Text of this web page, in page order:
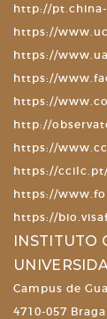
http://
https://
https://
https://
https://
http://
https://
https://
https://
https://
INSTITUTO
Campus de
4710-057